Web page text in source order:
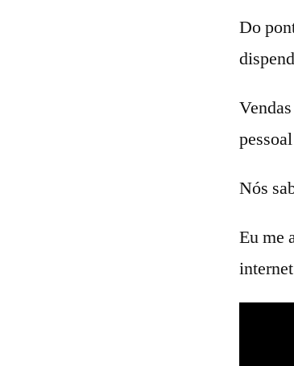
Do
Nós
Eu me